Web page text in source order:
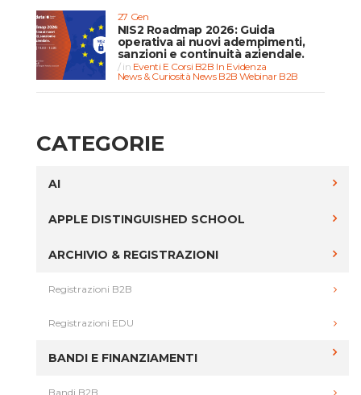
27 Gen
NIS2 Roadmap 2026: Guida
operativa ai nuovi adempimenti,
sanzioni e continuità aziendale.
in Eventi E Corsi B2B In Evidenza
News & Curiosità News B2B Webinar B2B
CATEGORIE
AI
APPLE DISTINGUISHED SCHOOL
ARCHIVIO & REGISTRAZIONI
Registrazioni B2B
Registrazioni EDU
BANDI E FINANZIAMENTI
Bandi B2B